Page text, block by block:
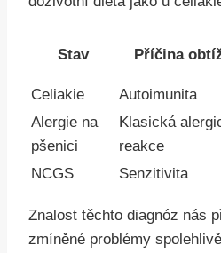
Stav Příčina
Celiakie
Autoimunita
Alergie na
pšenici
Klasická
reakce
NCGS Senzitivita
Znalost těchto diagnóz nás
zmíněné problémy